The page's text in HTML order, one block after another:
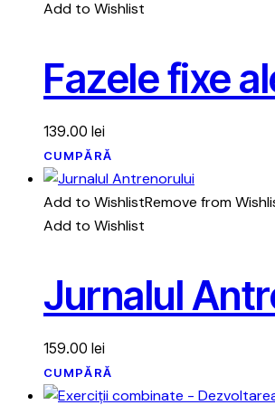
Add to Wishlist
Fazele fixe
139.00 lei
CUMPĂRĂ
Add to WishlistRemove from
Add to Wishlist
Jurnalul
159.00 lei
CUMPĂRĂ